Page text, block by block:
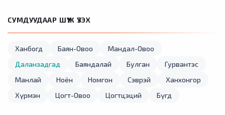
СУМДУУДААР ШҮҮЖ ҮЗЭХ
Ханбогд Баян-Овоо
Мандал-Овоо
Даланзадгад
Баяндалай Булган
Гурвантэс
Манлай
Ноён Номгон Сэврэй
Ханхонгор
Хүрмэн
Цогт-Овоо Цогтцэций Бүгд